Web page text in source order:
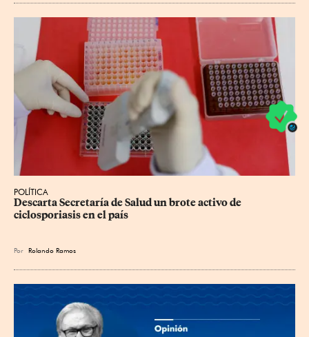
POLÍTICA
Descarta Secretaría de Salud un brote activo de
ciclosporiasis en el país
Por Rolando Ramos